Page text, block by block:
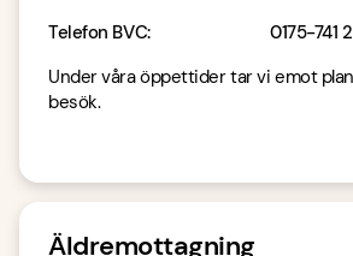
Telefon BVC:
0175-741
Under våra öppettider tar vi emot
besök.
Äldremottagning